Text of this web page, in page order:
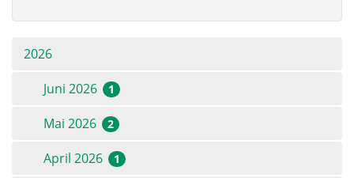
2026
Juni 2026
1
Mai 2026 2
April 2026 1